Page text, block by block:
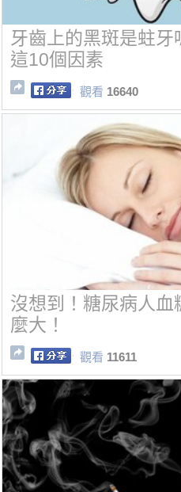
牙齒上的黑斑是蛀
這10個因素
觀看 16640
沒想到！糖尿病人
麼大！
觀看 11611